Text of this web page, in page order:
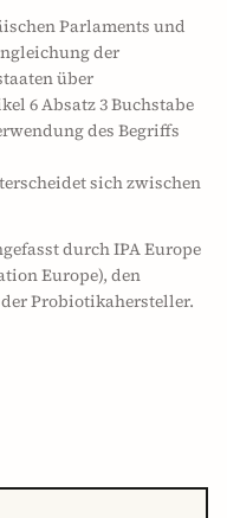
Parlaments und
der
über
6 Absatz 3 Buchstabe
des Begriffs
sich zwischen
durch IPA Europe
Europe), den
Probiotikahersteller.